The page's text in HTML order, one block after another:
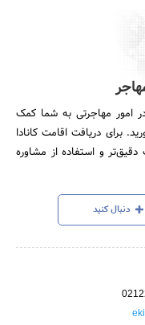
امور مهاجرتی به شما کمک
برای دریافت اقامت کانادا
و استفاده از مشاوره
دنبال کنید